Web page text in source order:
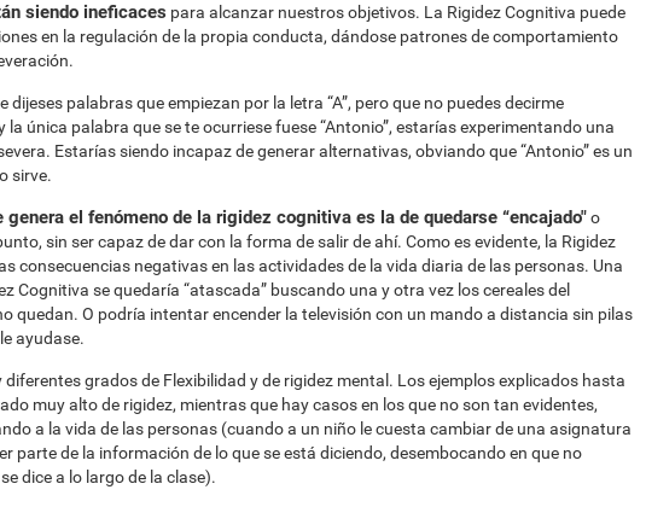
siendo ineficaces para alcanzar nuestros objetivos. La Rigidez Cognitiva puede
en la regulación de la propia conducta, dándose patrones de comportamiento
dijeses palabras que empiezan por la letra “A”, pero que no puedes decirme
la única palabra que se te ocurriese fuese “Antonio”, estarías experimentando una
Estarías siendo incapaz de generar alternativas, obviando que “Antonio” es un
sirve.
genera el fenómeno de la rigidez cognitiva es la de quedarse “encajado"o
sin ser capaz de dar con la forma de salir de ahí. Como es evidente, la Rigidez
consecuencias negativas en las actividades de la vida diaria de las personas. Una
Cognitiva se quedaría “atascada” buscando una y otra vez los cereales del
quedan. O podría intentar encender la televisión con un mando a distancia sin pilas
ayudase.
grados de Flexibilidad y de rigidez mental. Los ejemplos explicados hasta
muy alto de rigidez, mientras que hay casos en los que no son tan evidentes,
a la vida de las personas (cuando a un niño le cuesta cambiar de una asignatura
parte de la información de lo que se está diciendo, desembocando en que no
dice a lo largo de la clase).